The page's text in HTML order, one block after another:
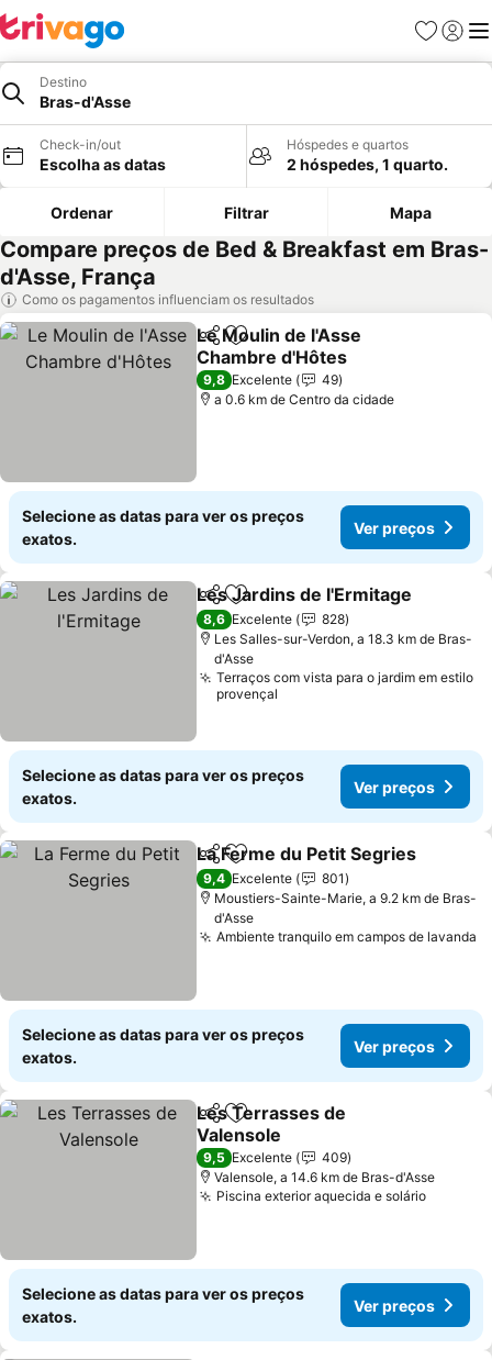
Favoritos
Iniciar
Destino
Bras-d'Asse
Check-in/out
Escolha as datas
Hóspedes e quartos
2 hóspedes, 1 quarto.
Ordenar Filtrar Mapa
Compare preços de Bed & Breakfast em Bras-
d'Asse, França
Como os pagamentos influenciam os resultados
PartilharAdicionar aos favoritos
Le Moulin de l'Asse
Chambre d'Hôtes
Ver preços
9,8 Excelente
49
a 0.6 km de Centro da cidade
Selecione as datas para ver os preços
exatos.
Ver preços
PartilharAdicionar aos favoritos
Les Jardins de l'Ermitage
8,6 Excelente
828
Les Salles-sur-Verdon, a 18.3 km de Bras-
d'Asse
Terraços com vista para o jardim em estilo
provençal
Selecione as datas para ver os preços
exatos.
Ver preços
PartilharAdicionar aos favoritos
La Ferme du Petit Segries
9,4 Excelente
801
Moustiers-Sainte-Marie, a 9.2 km de Bras-
d'Asse
Ambiente tranquilo em campos de lavanda
Selecione as datas para ver os preços
exatos.
Ver preços
PartilharAdicionar aos favoritos
Les Terrasses de
Valensole
Ver preços
9,5 Excelente
409
Valensole, a 14.6 km de Bras-d'Asse
Piscina exterior aquecida e solárioVer
Selecione as datas para ver os preços
exatos.
Ver preços